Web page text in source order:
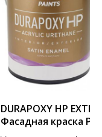
DURAPOXY HP
Фасадная краска